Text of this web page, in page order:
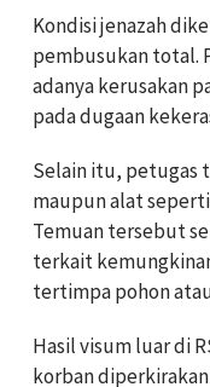
Kondisi jenazah
pembusukan total.
adanya kerusakan
pada dugaan
Selain itu, petugas
maupun alat
Temuan tersebut
terkait
tertimpa pohon
Hasil visum luar di
korban